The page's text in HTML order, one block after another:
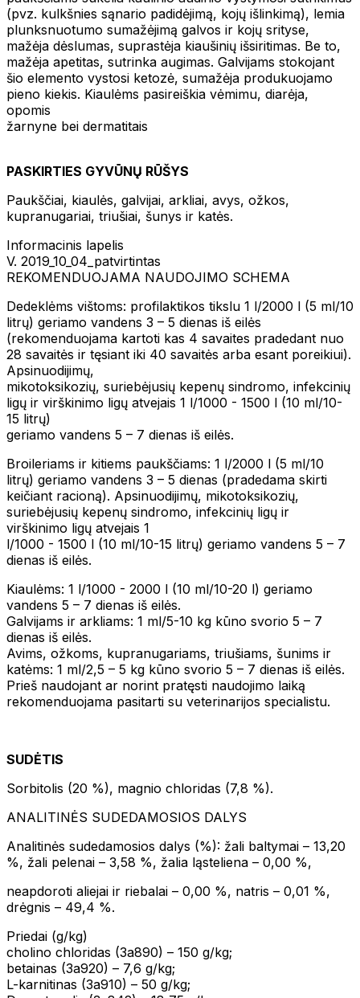
(pvz. kulkšnies sąnario padidėjimą, kojų išlinkimą), lemia
plunksnuotumo sumažėjimą galvos ir kojų srityse,
mažėja dėslumas, suprastėja kiaušinių išsiritimas. Be to,
mažėja apetitas, sutrinka augimas. Galvijams stokojant
šio elemento vystosi ketozė, sumažėja produkuojamo
pieno kiekis. Kiaulėms pasireiškia vėmimu, diarėja,
opomis
žarnyne bei dermatitais
PASKIRTIES GYVŪNŲ RŪŠYS
Paukščiai, kiaulės, galvijai, arkliai, avys, ožkos,
kupranugariai, triušiai, šunys ir katės.
Informacinis lapelis
V. 2019_10_04_patvirtintas
REKOMENDUOJAMA NAUDOJIMO SCHEMA
Dedeklėms vištoms: profilaktikos tikslu 1 l/2000 l (5 ml/10
litrų) geriamo vandens 3 – 5 dienas iš eilės
(rekomenduojama kartoti kas 4 savaites pradedant nuo
28 savaitės ir tęsiant iki 40 savaitės arba esant poreikiui).
Apsinuodijimų,
mikotoksikozių, suriebėjusių kepenų sindromo, infekcinių
ligų ir virškinimo ligų atvejais 1 l/1000 - 1500 l (10 ml/10-
15 litrų)
geriamo vandens 5 – 7 dienas iš eilės.
Broileriams ir kitiems paukščiams: 1 l/2000 l (5 ml/10
litrų) geriamo vandens 3 – 5 dienas (pradedama skirti
keičiant racioną). Apsinuodijimų, mikotoksikozių,
suriebėjusių kepenų sindromo, infekcinių ligų ir
virškinimo ligų atvejais 1
l/1000 - 1500 l (10 ml/10-15 litrų) geriamo vandens 5 – 7
dienas iš eilės.
Kiaulėms: 1 l/1000 - 2000 l (10 ml/10-20 l) geriamo
vandens 5 – 7 dienas iš eilės.
Galvijams ir arkliams: 1 ml/5-10 kg kūno svorio 5 – 7
dienas iš eilės.
Avims, ožkoms, kupranugariams, triušiams, šunims ir
katėms: 1 ml/2,5 – 5 kg kūno svorio 5 – 7 dienas iš eilės.
Prieš naudojant ar norint pratęsti naudojimo laiką
rekomenduojama pasitarti su veterinarijos specialistu.
SUDĖTIS
Sorbitolis (20 %), magnio chloridas (7,8 %).
ANALITINĖS SUDEDAMOSIOS DALYS
Analitinės sudedamosios dalys (%): žali baltymai – 13,20
%, žali pelenai – 3,58 %, žalia ląsteliena – 0,00 %,
neapdoroti aliejai ir riebalai – 0,00 %, natris – 0,01 %,
drėgnis – 49,4 %.
Priedai (g/kg)
cholino chloridas (3a890) – 150 g/kg;
betainas (3a920) – 7,6 g/kg;
L-karnitinas (3a910) – 50 g/kg;